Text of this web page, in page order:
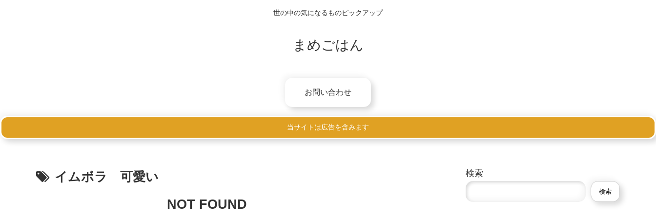
世の中の気になるものピックアップ
まめごはん
お問い合わせ
当サイトは広告を含みます
イムボラ 可愛い
NOT FOUND
検索
検索